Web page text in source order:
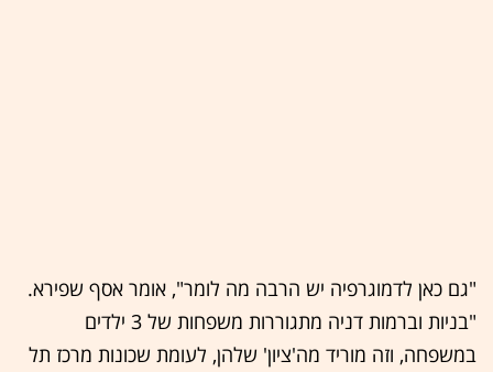
"גם כאן לדמוגרפיה יש הרבה מה לומר", אומר אסף שפירא.
"בניות וברמות דניה מתגוררות משפחות של 3 ילדים
במשפחה, וזה מוריד מה'ציון' שלהן, לעומת שכונות מרכז תל